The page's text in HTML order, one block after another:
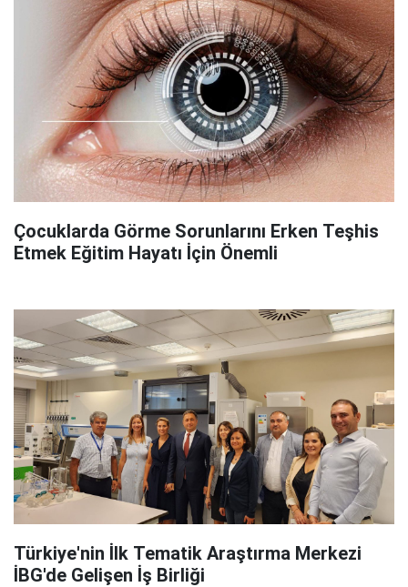
Çocuklarda Görme Sorunlarını Erken Teşhis
Etmek Eğitim Hayatı İçin Önemli
Türkiye'nin İlk Tematik Araştırma Merkezi
İBG'de Gelişen İş Birliği